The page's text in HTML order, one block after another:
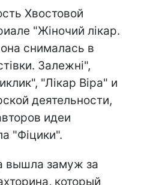
Хвостовой
"Жіночий лікар.
снималась в
Залежні",
"Лікар Віра" и
деятельности,
идеи
"Фіцики".
вышла замуж за
который